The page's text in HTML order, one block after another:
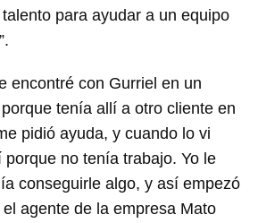
para ayudar a un equipo
encontré con Gurriel en un
tenía allí a otro cliente en
pidió ayuda, y cuando lo vi
porque no tenía trabajo. Yo le
conseguirle algo, y así empezó
el agente de la empresa Mato